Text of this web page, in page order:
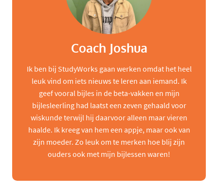
Coach Joshua
Ik ben bij StudyWorks gaan werken omdat het heel
leuk vind om iets nieuws te leren aan iemand. Ik
geef vooral bijles in de beta-vakken en mijn
bijlesleerling had laatst een zeven gehaald voor
wiskunde terwijl hij daarvoor alleen maar vieren
haalde. Ik kreeg van hem een appje, maar ook van
zijn moeder. Zo leuk om te merken hoe blij zijn
ouders ook met mijn bijlessen waren!